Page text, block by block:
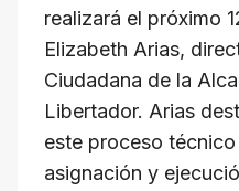
realizará el próximo
Elizabeth Arias,
Ciudadana de la
Libertador. Arias
este proceso
asignación y